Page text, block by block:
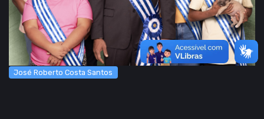
José Roberto Costa Santos